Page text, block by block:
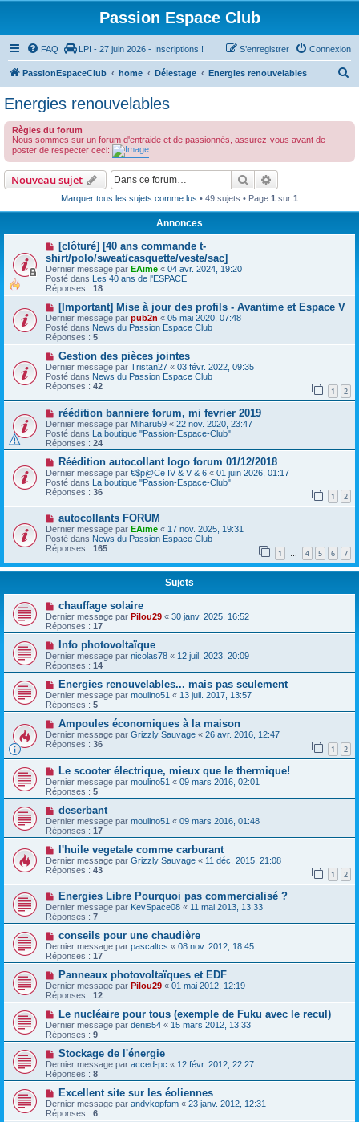
Passion Espace Club
FAQ LPI - 27 juin 2026 - Inscriptions ! Connexion
S’enregistrer
PassionEspaceClub home Délestage Energies renouvelables
Energies renouvelables
Règles du forum
Nous sommes sur un forum d'entraide et de passionnés, assurez-vous avant de
poster de respecter ceci:
Nouveau sujet Rechercher
Marquer tous les sujets comme lus • 49 sujets • Page 1 sur 1
Annonces
[clôturé] [40 ans commande t-
shirt/polo/sweat/casquette/veste/sac]
Dernier message par EAime « 04 avr. 2024, 19:20
Posté dans Les 40 ans de l'ESPACE
Réponses : 18
[Important] Mise à jour des profils - Avantime et Espace V
Dernier message par pub2n « 05 mai 2020, 07:48
Posté dans News du Passion Espace Club
Réponses : 5
Gestion des pièces jointes
Dernier message par Tristan27 « 03 févr. 2022, 09:35
Posté dans News du Passion Espace Club
Réponses : 42 1 2
réédition banniere forum, mi fevrier 2019
Dernier message par Miharu59 « 22 nov. 2020, 23:47
Posté dans La boutique "Passion-Espace-Club"
Réponses : 24
Réédition autocollant logo forum 01/12/2018
Dernier message par €$p@Ce IV & V & 6 « 01 juin 2026, 01:17
Posté dans La boutique "Passion-Espace-Club"
Réponses : 36 1 2
autocollants FORUM
Dernier message par EAime « 17 nov. 2025, 19:31
Posté dans News du Passion Espace Club
Réponses : 165 1 … 4 5 6 7
Sujets
chauffage solaire
Dernier message par Pilou29 « 30 janv. 2025, 16:52
Réponses : 17
Info photovoltaïque
Dernier message par nicolas78 « 12 juil. 2023, 20:09
Réponses : 14
Energies renouvelables... mais pas seulement
Dernier message par moulino51 « 13 juil. 2017, 13:57
Réponses : 5
Ampoules économiques à la maison
Dernier message par Grizzly Sauvage « 26 avr. 2016, 12:47
Réponses : 36 1 2
Le scooter électrique, mieux que le thermique!
Dernier message par moulino51 « 09 mars 2016, 02:01
Réponses : 5
deserbant
Dernier message par moulino51 « 09 mars 2016, 01:48
Réponses : 17
l'huile vegetale comme carburant
Dernier message par Grizzly Sauvage « 11 déc. 2015, 21:08
Réponses : 43 1 2
Energies Libre Pourquoi pas commercialisé ?
Dernier message par KevSpace08 « 11 mai 2013, 13:33
Réponses : 7
conseils pour une chaudière
Dernier message par pascaltcs « 08 nov. 2012, 18:45
Réponses : 17
Panneaux photovoltaïques et EDF
Dernier message par Pilou29 « 01 mai 2012, 12:19
Réponses : 12
Le nucléaire pour tous (exemple de Fuku avec le recul)
Dernier message par denis54 « 15 mars 2012, 13:33
Réponses : 9
Stockage de l'énergie
Dernier message par acced-pc « 12 févr. 2012, 22:27
Réponses : 8
Excellent site sur les éoliennes
Dernier message par andykopfam « 23 janv. 2012, 12:31
Réponses : 6